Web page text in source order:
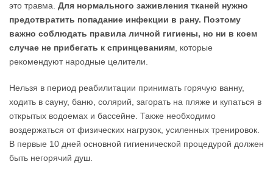
это травма. Для нормального заживления тканей нужно
предотвратить попадание инфекции в рану. Поэтому
важно соблюдать правила личной гигиены, но ни в коем
случае не прибегать к спринцеваниям, которые
рекомендуют народные целители.
Нельзя в период реабилитации принимать горячую ванну,
ходить в сауну, баню, солярий, загорать на пляже и купаться в
открытых водоемах и бассейне. Также необходимо
воздержаться от физических нагрузок, усиленных тренировок.
В первые 10 дней основной гигиенической процедурой должен
быть негорячий душ.